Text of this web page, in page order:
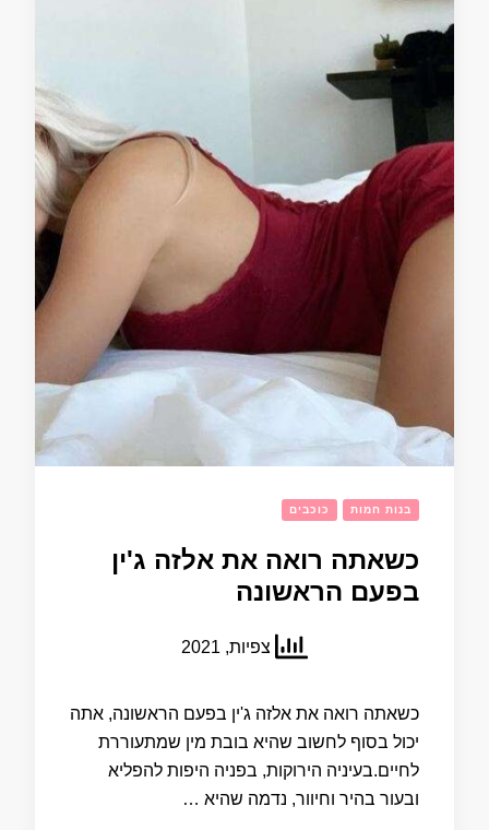
בנות חמות כוכבים
כשאתה רואה את אלזה ג'ין
בפעם הראשונה
צפיות, 2021
כשאתה רואה את אלזה ג'ין בפעם הראשונה, אתה
יכול בסוף לחשוב שהיא בובת מין שמתעוררת
לחיים.בעיניה הירוקות, בפניה היפות להפליא
ובעור בהיר וחיוור, נדמה שהיא …